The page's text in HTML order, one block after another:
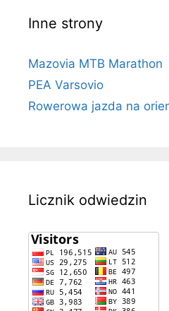
Inne strony
Mazovia MTB Marathon
PEA Varsovio
Rowerowa jazda na
Licznik odwiedzin